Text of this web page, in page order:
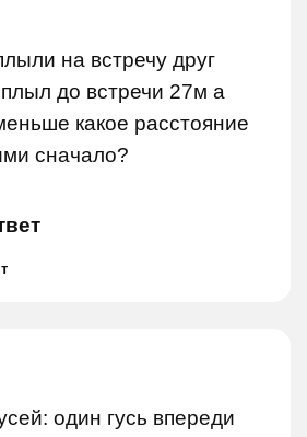
на встречу друг
до встречи 27м а
какое расстояние
сначало?
один гусь впереди